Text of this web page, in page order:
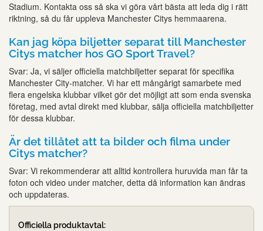
Stadium. Kontakta oss så ska vi göra vårt bästa att leda dig i rätt
riktning, så du får uppleva Manchester Citys hemmaarena.
Kan jag köpa biljetter separat till Manchester
Citys matcher hos GO Sport Travel?
Svar: Ja, vi säljer officiella matchbiljetter separat för specifika
Manchester City-matcher. Vi har ett mångårigt samarbete med
flera engelska klubbar vilket gör det möjligt att som enda svenska
företag, med avtal direkt med klubbar, sälja officiella matchbiljetter
för dessa klubbar.
Är det tillåtet att ta bilder och filma under
Citys matcher?
Svar: Vi rekommenderar att alltid kontrollera huruvida man får ta
foton och video under matcher, detta då information kan ändras
och uppdateras.
Officiella produktavtal: